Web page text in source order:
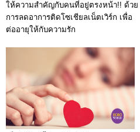
ให้ความสำคัญกับคนที่อยู่ตรงหน้า!! ด้วย
การลดอาการติดโซเชียลเน็ตเวิร์ก เพื่อ
ต่ออายุให้กับความรัก